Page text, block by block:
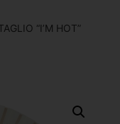
“I’M HOT”